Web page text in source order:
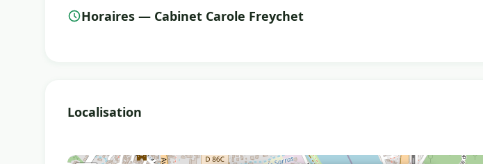
Horaires — Cabinet Carole Freychet
Localisation